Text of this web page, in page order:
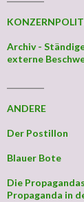
Archiv -
externe
ANDERE
Der Postillon
Blauer Bote
Die
Propaganda in